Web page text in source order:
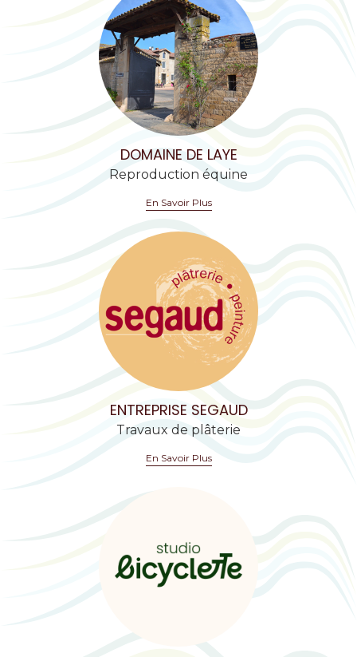
DOMAINE DE LAYE
Reproduction équine
En Savoir Plus
ENTREPRISE SEGAUD
Travaux de plâterie
En Savoir Plus